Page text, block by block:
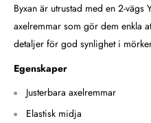
Byxan är utrustad med en 2-vägs
axelremmar som gör dem enkla
detaljer för god synlighet i
Egenskaper
Justerbara axelremmar
Elastisk midja